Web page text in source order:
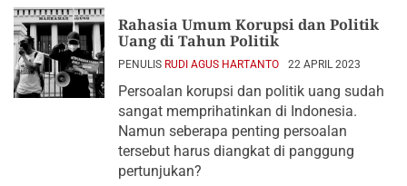
Rahasia Umum Korupsi dan Politik
Uang di Tahun Politik
PENULIS RUDI AGUS HARTANTO 22 APRIL 2023
Persoalan korupsi dan politik uang sudah
sangat memprihatinkan di Indonesia.
Namun seberapa penting persoalan
tersebut harus diangkat di panggung
pertunjukan?